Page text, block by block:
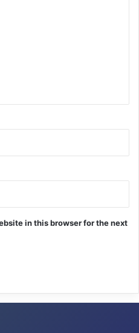
in this browser for the next